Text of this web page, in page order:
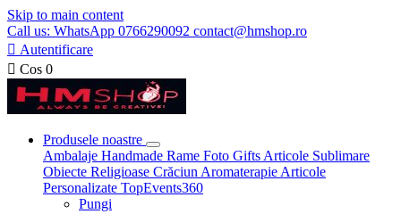
Skip to main content
Call us: WhatsApp 0766290092 contact@hmshop.ro
 Autentificare
 Cos 0
Produsele noastre
Ambalaje Handmade Rame Foto Gifts Articole Sublimare
Obiecte Religioase Crăciun Aromaterapie Articole
Personalizate TopEvents360
Pungi